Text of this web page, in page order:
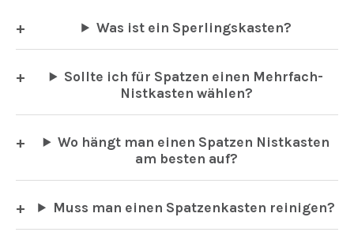
Was ist ein Sperlingskasten?
Sollte ich für Spatzen einen Mehrfach-
Nistkasten wählen?
Wo hängt man einen Spatzen Nistkasten
am besten auf?
Muss man einen Spatzenkasten reinigen?